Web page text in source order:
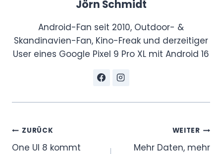
Jörn Schmidt
Android-Fan seit 2010, Outdoor- &
Skandinavien-Fan, Kino-Freak und derzeitiger
User eines Google Pixel 9 Pro XL mit Android 16
Beitragsnavigation
ZURÜCK
One UI 8 kommt
WEITER
Mehr Daten, mehr